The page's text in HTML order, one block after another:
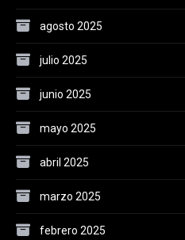
agosto 2025
julio 2025
junio 2025
mayo 2025
abril 2025
marzo 2025
febrero 2025